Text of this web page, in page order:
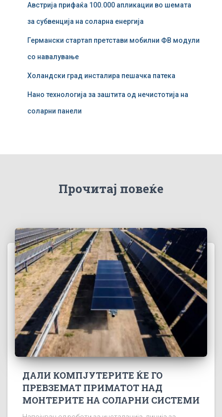
Австрија прифаќа 100.000 апликации во шемата
за субвенција на соларна енергија
Германски стартап претстави мобилни ФВ модули
со навалување
Холандски град инсталира пешачка патека
Нано технологија за заштита од нечистотија на
соларни панели
Прочитај повеќе
ДАЛИ КОМПЈУТЕРИТЕ ЌЕ ГО
ПРЕВЗЕМАТ ПРИМАТОТ НАД
МОНТЕРИТЕ НА СОЛАРНИ СИСТЕМИ